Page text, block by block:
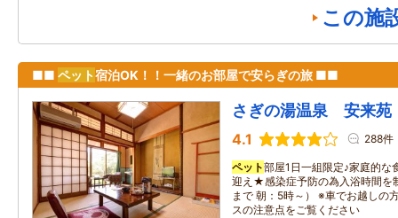
この施
■■ ペット宿泊OK！！一緒のお部屋で安らぎの旅 ■■
さぎの湯温泉 安来苑
4.1 288件
ペット部屋1日一組限定♪家庭的な
迎え★感染症予防の為入浴時間を
まで 朝：5時～） ※車でお越しの
スの注意点をご覧ください